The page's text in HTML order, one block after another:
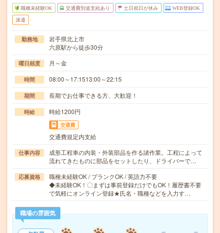
職種未経験OK 交通費別途支給あり 土日祝日が休み WEB登録OK
派遣
勤務地
岩手県北上市
六原駅から徒歩30分
曜日頻度 月～金
時間 08:00～17:1513:00～22:15
期間 長期でお仕事できる方、大歓迎！
時給 時給1200円
交通費
交通費規定内支給
仕事内容
成形工程車の内装・外装部品を作る諸作業。工程によって
流れてきたものに部品をセットしたり、ドライバーで…
応募資格
職種未経験OK / ブランクOK / 英語力不要
◆未経験OK！〇まずは事前登録だけでもOK！履歴書不要
で気軽にオンライン登録★氏名・職種などを入力す…
職場の雰囲気